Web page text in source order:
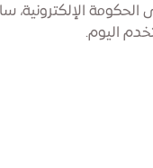
الحكومة
اليوم.